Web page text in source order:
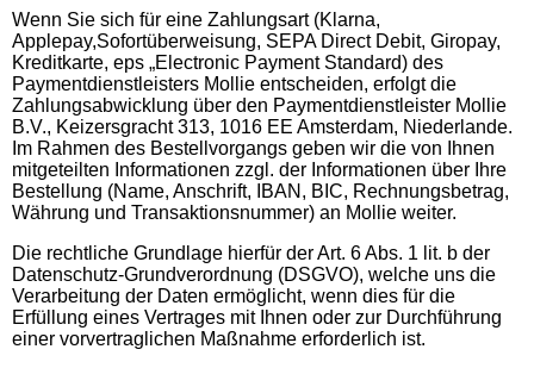
Wenn Sie sich für eine Zahlungsart (Klarna,
Applepay,Sofortüberweisung, SEPA Direct Debit, Giropay,
Kreditkarte, eps „Electronic Payment Standard) des
Paymentdienstleisters Mollie entscheiden, erfolgt die
Zahlungsabwicklung über den Paymentdienstleister Mollie
B.V., Keizersgracht 313, 1016 EE Amsterdam, Niederlande.
Im Rahmen des Bestellvorgangs geben wir die von Ihnen
mitgeteilten Informationen zzgl. der Informationen über Ihre
Bestellung (Name, Anschrift, IBAN, BIC, Rechnungsbetrag,
Währung und Transaktionsnummer) an Mollie weiter.
Die rechtliche Grundlage hierfür der Art. 6 Abs. 1 lit. b der
Datenschutz-Grundverordnung (DSGVO), welche uns die
Verarbeitung der Daten ermöglicht, wenn dies für die
Erfüllung eines Vertrages mit Ihnen oder zur Durchführung
einer vorvertraglichen Maßnahme erforderlich ist.